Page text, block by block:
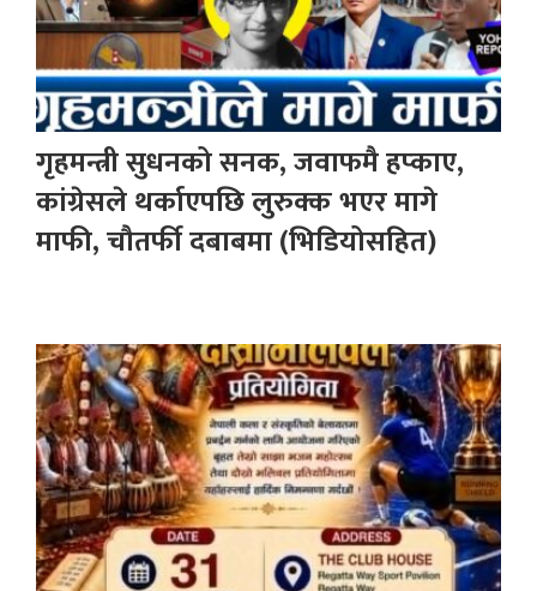
गृहमन्त्री सुधनको सनक, जवाफमै हप्काए,
कांग्रेसले थर्काएपछि लुरुक्क भएर मागे
माफी, चौतर्फी दबाबमा (भिडियोसहित)